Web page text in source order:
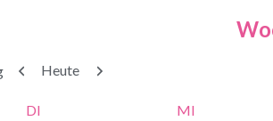
Zurück
Heute Weiter
DI MI